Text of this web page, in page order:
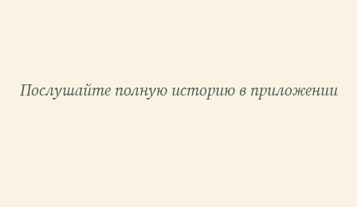
Послушайте полную историю в приложении